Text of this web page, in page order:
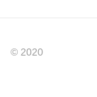
© 2020